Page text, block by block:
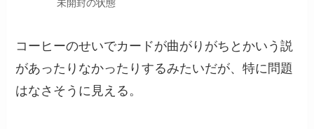
未開封の状態
コーヒーのせいでカードが曲がりがちとかいう説
があったりなかったりするみたいだが、特に問題
はなさそうに見える。